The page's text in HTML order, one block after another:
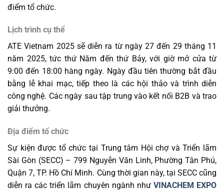
điểm tổ chức.
Lịch trình cụ thể
ATE Vietnam 2025 sẽ diễn ra từ ngày 27 đến 29 tháng 11
năm 2025, tức thứ Năm đến thứ Bảy, với giờ mở cửa từ
9:00 đến 18:00 hàng ngày. Ngày đầu tiên thường bắt đầu
bằng lễ khai mạc, tiếp theo là các hội thảo và trình diễn
công nghệ. Các ngày sau tập trung vào kết nối B2B và trao
giải thưởng.
Địa điểm tổ chức
Sự kiện được tổ chức tại Trung tâm Hội chợ và Triển lãm
Sài Gòn (SECC) – 799 Nguyễn Văn Linh, Phường Tân Phú,
Quận 7, TP. Hồ Chí Minh. Cùng thời gian này, tại SECC cũng
diễn ra các triển lãm chuyên ngành như VINACHEM EXPO